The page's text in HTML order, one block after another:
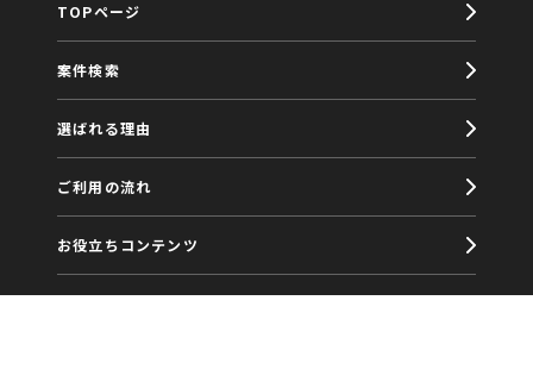
TOPページ
案件検索
選ばれる理由
ご利用の流れ
お役立ちコンテンツ